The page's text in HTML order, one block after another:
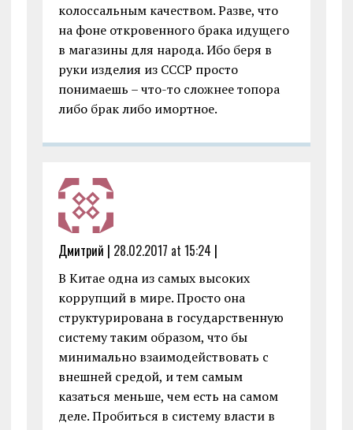
колоссальным качеством. Разве, что
на фоне откровенного брака идущего
в магазины для народа. Ибо беря в
руки изделия из СССР просто
понимаешь – что-то сложнее топора
либо брак либо имортное.
Дмитрий | 28.02.2017 at 15:24 |
В Китае одна из самых высоких
коррупций в мире. Просто она
структурирована в государственную
систему таким образом, что бы
минимально взаимодействовать с
внешней средой, и тем самым
казаться меньше, чем есть на самом
деле. Пробиться в систему власти в